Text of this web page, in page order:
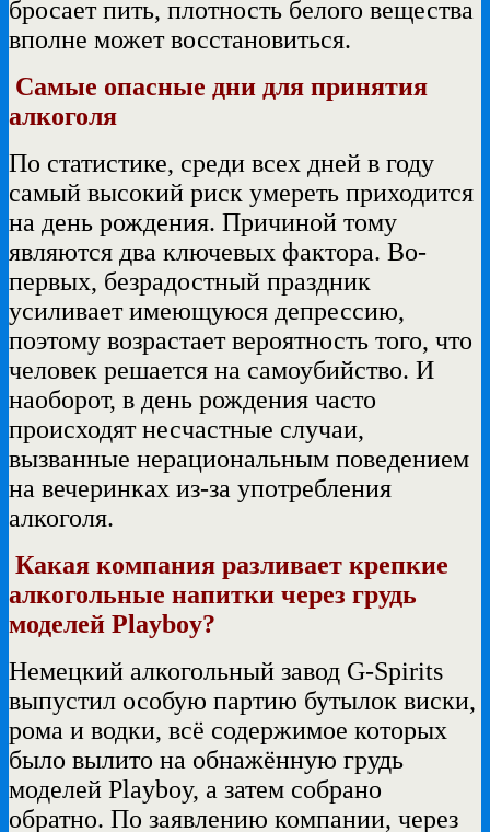
бросает пить, плотность белого вещества
вполне может восстановиться.
Самые опасные дни для принятия
алкоголя
По статистике, среди всех дней в году
самый высокий риск умереть приходится
на день рождения. Причиной тому
являются два ключевых фактора. Во-
первых, безрадостный праздник
усиливает имеющуюся депрессию,
поэтому возрастает вероятность того, что
человек решается на самоубийство. И
наоборот, в день рождения часто
происходят несчастные случаи,
вызванные нерациональным поведением
на вечеринках из-за употребления
алкоголя.
Какая компания разливает крепкие
алкогольные напитки через грудь
моделей Playboy?
Немецкий алкогольный завод G-Spirits
выпустил особую партию бутылок виски,
рома и водки, всё содержимое которых
было вылито на обнажённую грудь
моделей Playboy, а затем собрано
обратно. По заявлению компании, через